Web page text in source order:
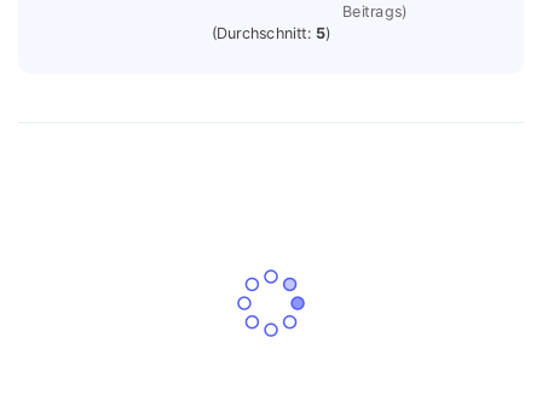
Beitrags)
(Durchschnitt: 5)